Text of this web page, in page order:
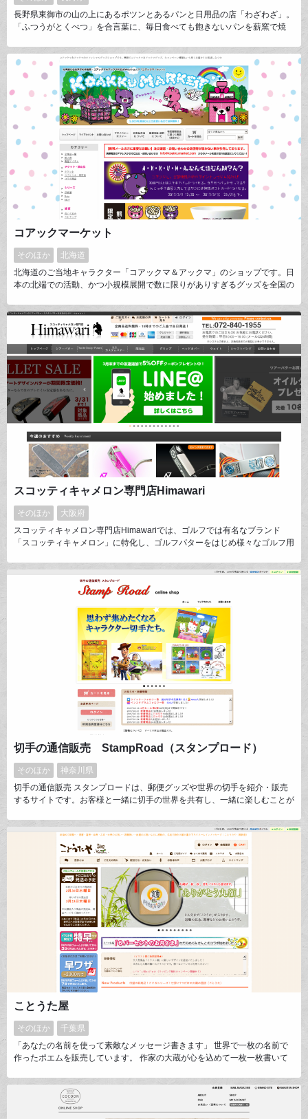
長野県東御市の山の上にあるポツンとあるパンと日用品の店「わざわざ」。
「ふつうがとくべつ」を合言葉に、毎日食べても飽きないパンを薪窯で焼
までを幅広く取り扱い、見つからないものはオリジナル製品として、企業や
作家と一緒に企画製造しています。実店舗に来店したような気持ちになれる
優しいご案内と、わかりやすいオンラインストアを目指しています。
コアックマーケット
そのほか
北海道
北海道のご当地キャラクター「コアックマ＆アックマ」のショップです。日
本の北端での活動、かつ小規模展開で数に限りがありすぎるグッズを全国の
品もある中、イチオシ商品には「ただ可愛いだけじゃなく、一癖も二癖もあ
る」事が１番わかっていただけるDVDを選びました。兄のアックマによる
ギターライブDVDもぜひ観ていただきたいです！
スコッティキャメロン専門店Himawari
そのほか
大阪府
スコッティキャメロン専門店Himawariでは、ゴルフでは有名なブランド
「スコッティキャメロン」に特化し、ゴルフパターをはじめ様々なゴルフ用
おります。見た目の美しさや機能性にこだわり、他にはないデザインのカス
タムパターをお客様にお届けしております。
切手の通信販売 StampRoad（スタンプロード）
そのほか
神奈川県
切手の通信販売 スタンプロードは、郵便グッズや世界の切手を紹介・販売
するサイトです。お客様と一緒に切手の世界を共有し、一緒に楽しむことが
切手を集めたことがない方にも楽しんでいただける品揃えを心がけていま
す！ 今後も、より多くのお客様のご要望にお応えできるよう努力してまい
りますので、どうぞよろしくお願い申し上げます。
ことうた屋
そのほか
千葉県
「あなたの名前を使って素敵なメッセージ書きます」 世界で一枚の名前で
作ったポエムを販売しています。 作家の大蔵が心を込めて一枚一枚書いて
んに大好きなお母さんに、 ずっとお世話になったあの人に。 極上の言葉の
プレゼントをしませんか？ ３万人以上名前を書いてきた 大蔵の世界観を
お楽しみください。